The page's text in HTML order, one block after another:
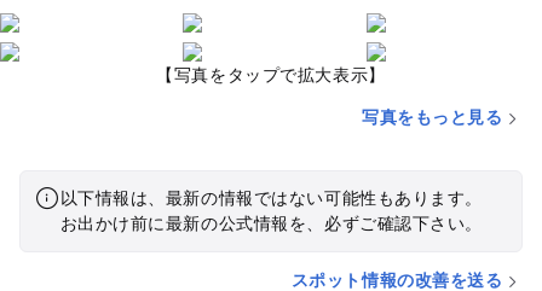
【写真をタップで拡大表示】
写真をもっと見る
以下情報は、最新の情報ではない可能性もあります。
お出かけ前に最新の公式情報を、必ずご確認下さい。
スポット情報の改善を送る